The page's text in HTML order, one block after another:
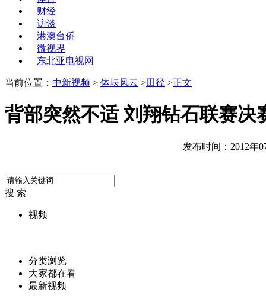
财经
访谈
港澳台侨
微视界
东北亚电视网
当前位置： 中新视频 > 体坛风云 >田径 >正文
背部突然不适 刘翔钻石联赛决
发布时间：2012年
搜 索
视频
分类浏览
大家都在看
最新视频